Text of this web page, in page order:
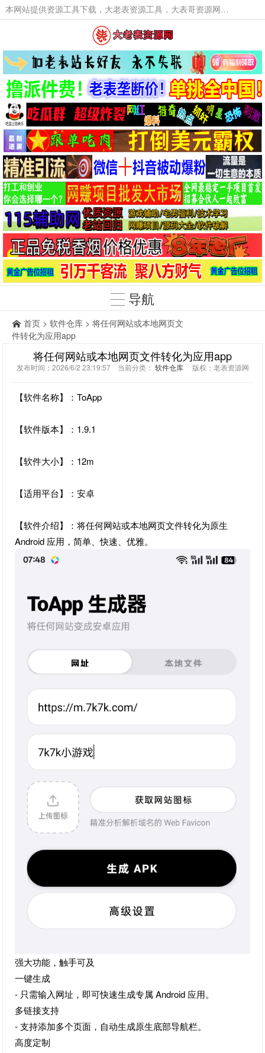
本网站提供资源工具下载，大老表资源工具，大表哥资源网软件工具，大老表资源下载，活动线报福利资源分享,活动线报，大型网游经典游戏，网络热门技术游戏辅助交流与分享。
导航
首页 > 软件仓库 > 将任何网站或本地网页文
件转化为应用app
将任何网站或本地网页文件转化为应用app
发布时间：2026/6/2 23:19:57 当前分类： 软件仓库版权：老表资源网
【软件名称】：ToApp
【软件版本】：1.9.1
【软件大小】：12m
【适用平台】：安卓
【软件介绍】：将任何网站或本地网页文件转化为原生
Android 应用，简单、快速、优雅。
强大功能，触手可及
一键生成
- 只需输入网址，即可快速生成专属 Android 应用。
多链接支持
- 支持添加多个页面，自动生成原生底部导航栏。
高度定制